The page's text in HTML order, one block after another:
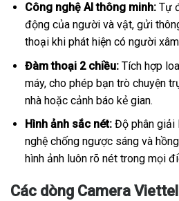
Công nghệ AI thông minh:Tự
động của người và vật, gửi
thoại khi phát hiện có người
Đàm thoại 2 chiều:Tích hợp
máy, cho phép bạn trò chuyện
nhà hoặc cảnh báo kẻ gian.
Hình ảnh sắc nét:Độ phân giải
nghệ chống ngược sáng và
hình ảnh luôn rõ nét trong mọi
Các dòng Camera